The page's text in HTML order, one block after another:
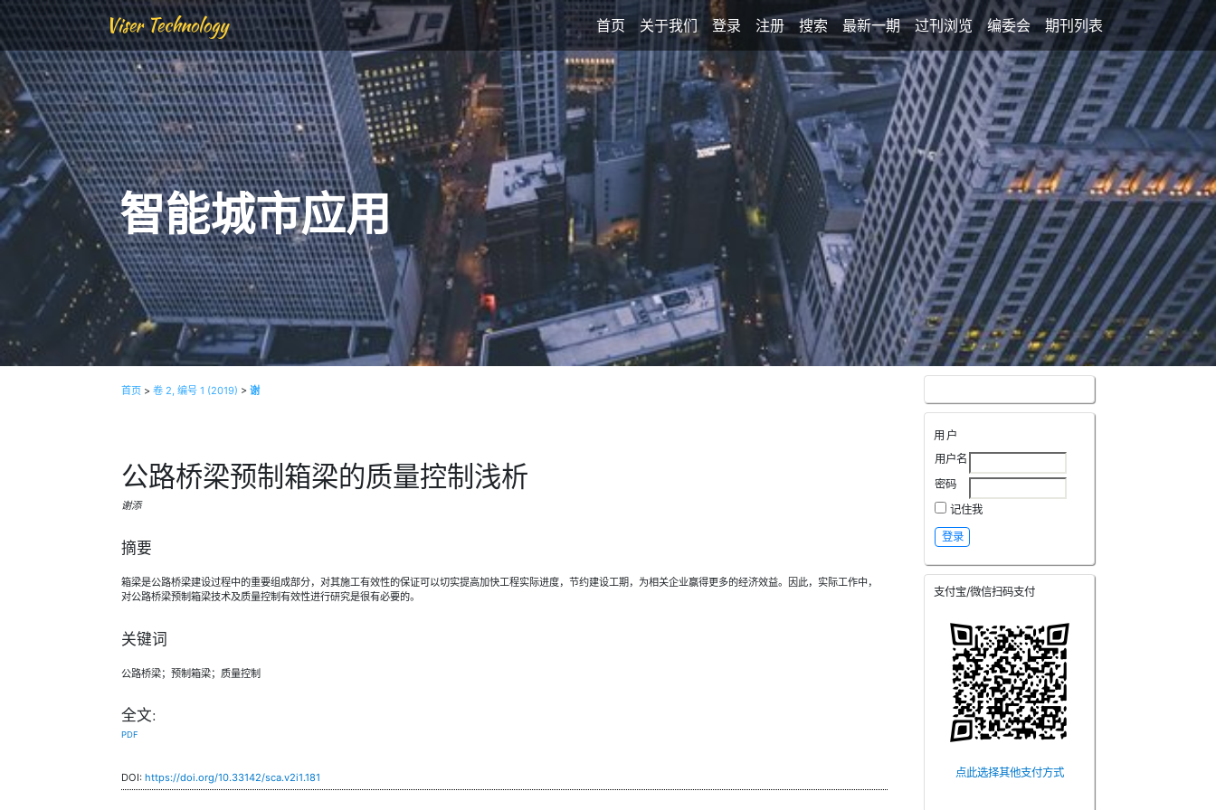
Viser Technology 首页 关于我们 登录 注册 搜索 最新一期 过刊浏览 编委会 期刊列表
智能城市应用
用户
用户名
密码
记住我
支付宝/微信扫码支付
点此选择其他支付方式
首页 >卷 2, 编号 1 (2019) >谢
公路桥梁预制箱梁的质量控制浅析
谢添
摘要
箱梁是公路桥梁建设过程中的重要组成部分，对其施工有效性的保证可以切实提高加快工程实际进度，节约建设工期，为相关企业赢得更多的经济效益。因此，实际工作中，
对公路桥梁预制箱梁技术及质量控制有效性进行研究是很有必要的。
关键词
公路桥梁；预制箱梁；质量控制
全文:
PDF
DOI:https://doi.org/10.33142/sca.v2i1.181